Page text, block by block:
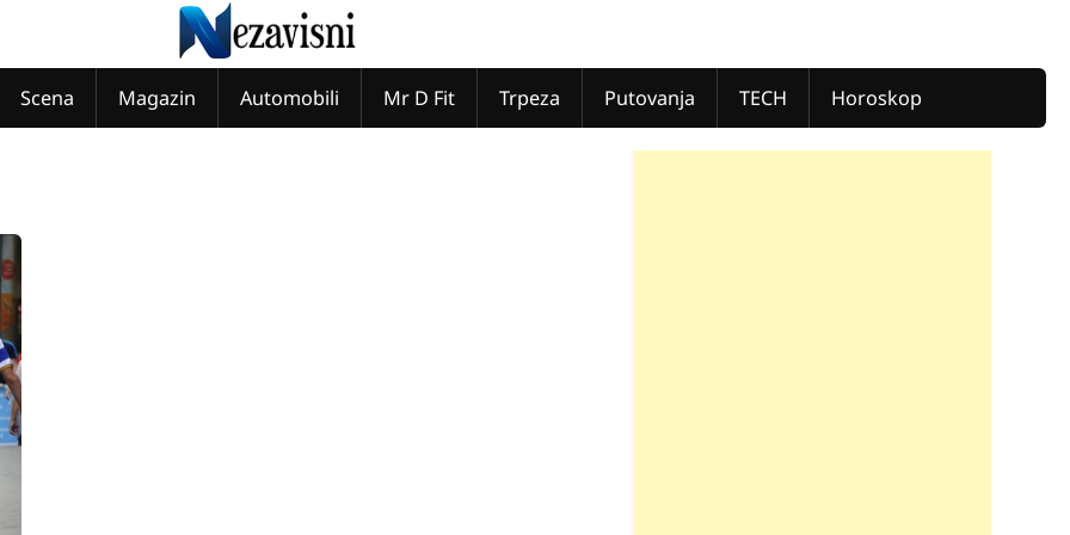
Scena Magazin Automobili Mr D Fit Trpeza Putovanja TECH Horoskop